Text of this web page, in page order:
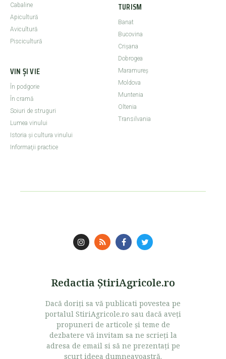
Cabaline
Apicultură
Avicultură
Piscicultură
VIN ȘI VIE
În podgorie
În cramă
Soiuri de struguri
Lumea vinului
Istoria şi cultura vinului
Informaţii practice
TURISM
Banat
Bucovina
Crişana
Dobrogea
Maramureş
Moldova
Muntenia
Oltenia
Transilvania
Redactia ŞtiriAgricole.ro
Dacă doriţi sa vă publicati povestea pe
portalul StiriAgricole.ro sau dacă aveţi
propuneri de articole şi teme de
dezbatere vă invitam sa ne scrieţi la
adresa de email si să ne prezentaţi pe
scurt ideea dumneavoastră.